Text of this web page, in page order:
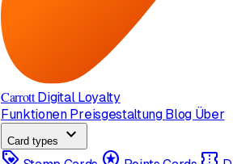
Carrott Digital Loyalty
Funktionen Preisgestaltung Blog Über
Card types
expand_more
loyalty
stars confirmation_number